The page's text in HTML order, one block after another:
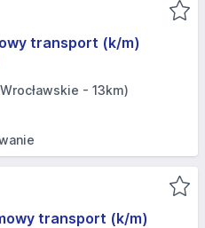
transport (k/m)
- 13km)
transport (k/m)